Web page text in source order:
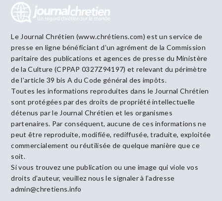
Le Journal Chrétien (www.chrétiens.com) est un service de
presse en ligne bénéficiant d’un agrément de la Commission
paritaire des publications et agences de presse du Ministère
de la Culture (CPPAP 0327Z94197) et relevant du périmètre
de l’article 39 bis A du Code général des impôts.
Toutes les informations reproduites dans le Journal Chrétien
sont protégées par des droits de propriété intellectuelle
détenus par le Journal Chrétien et les organismes
partenaires. Par conséquent, aucune de ces informations ne
peut être reproduite, modifiée, rediffusée, traduite, exploitée
commercialement ou réutilisée de quelque manière que ce
soit.
Si vous trouvez une publication ou une image qui viole vos
droits d’auteur, veuillez nous le signaler à l’adresse
admin@chretiens.info